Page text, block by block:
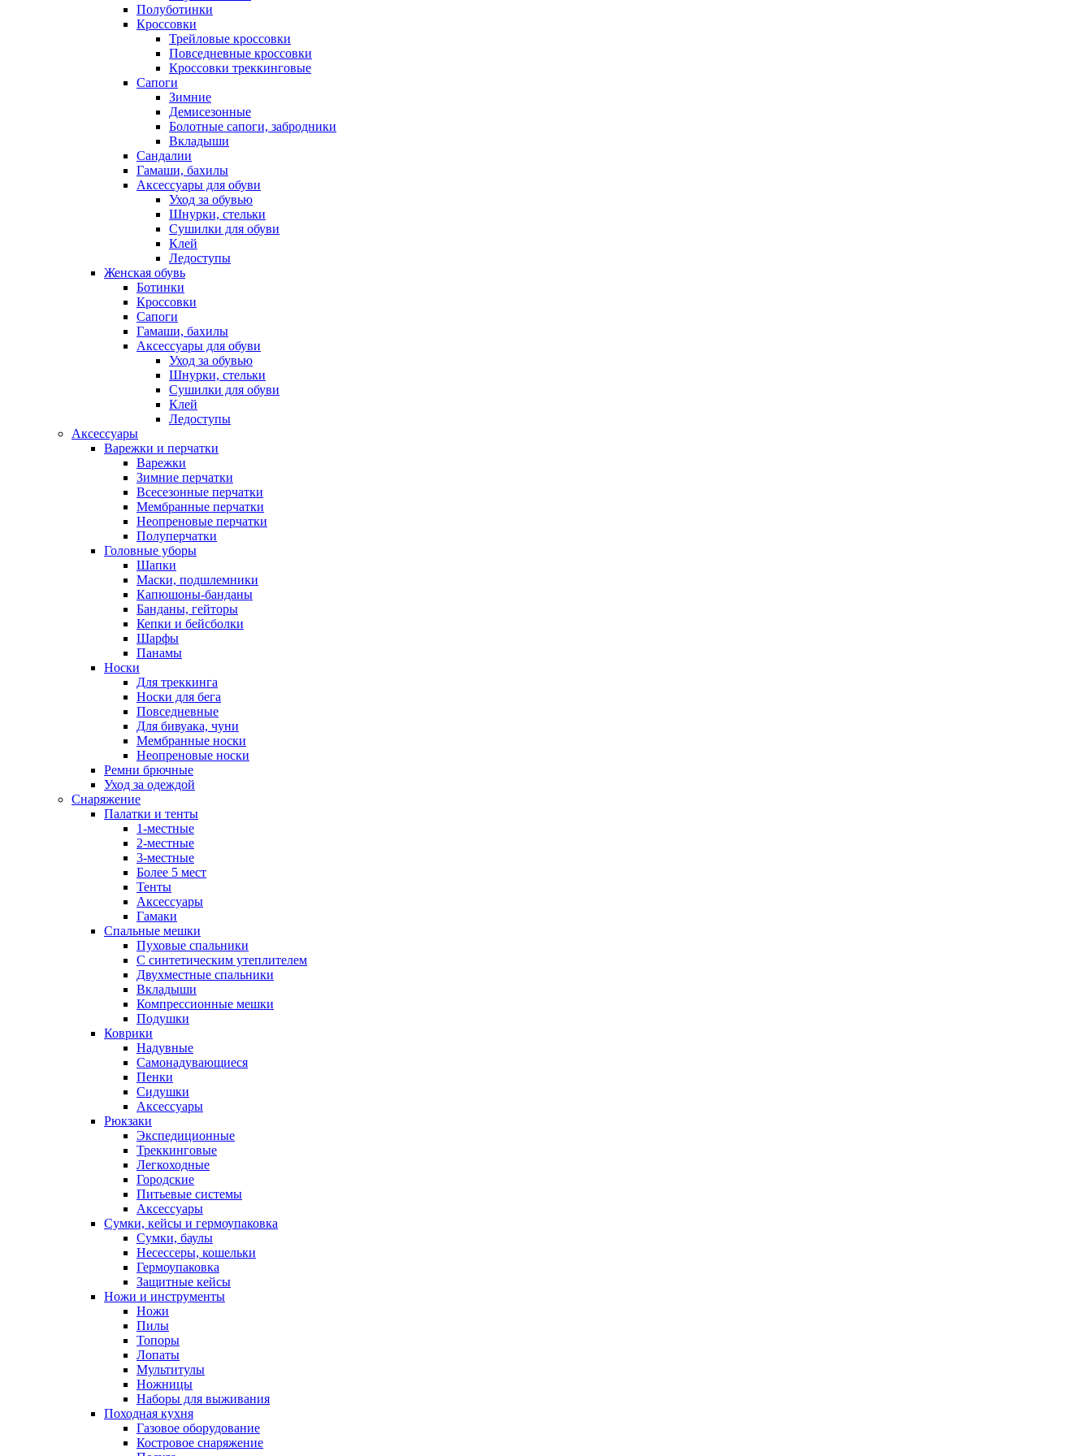
Полуботинки
Кроссовки
Трейловые кроссовки
Повседневные кроссовки
Кроссовки треккинговые
Сапоги
Зимние
Демисезонные
Болотные сапоги, забродники
Вкладыши
Сандалии
Гамаши, бахилы
Аксессуары для обуви
Уход за обувью
Шнурки, стельки
Сушилки для обуви
Клей
Ледоступы
Женская обувь
Ботинки
Кроссовки
Сапоги
Гамаши, бахилы
Аксессуары для обуви
Уход за обувью
Шнурки, стельки
Сушилки для обуви
Клей
Ледоступы
Аксессуары
Варежки и перчатки
Варежки
Зимние перчатки
Всесезонные перчатки
Мембранные перчатки
Неопреновые перчатки
Полуперчатки
Головные уборы
Шапки
Маски, подшлемники
Капюшоны-банданы
Банданы, гейторы
Кепки и бейсболки
Шарфы
Панамы
Носки
Для треккинга
Носки для бега
Повседневные
Для бивуака, чуни
Мембранные носки
Неопреновые носки
Ремни брючные
Уход за одеждой
Снаряжение
Палатки и тенты
1-местные
2-местные
3-местные
Более 5 мест
Тенты
Аксессуары
Гамаки
Спальные мешки
Пуховые спальники
С синтетическим утеплителем
Двухместные спальники
Вкладыши
Компрессионные мешки
Подушки
Коврики
Надувные
Самонадувающиеся
Пенки
Сидушки
Аксессуары
Рюкзаки
Экспедиционные
Треккинговые
Легкоходные
Городские
Питьевые системы
Аксессуары
Сумки, кейсы и гермоупаковка
Сумки, баулы
Несессеры, кошельки
Гермоупаковка
Защитные кейсы
Ножи и инструменты
Ножи
Пилы
Топоры
Лопаты
Мультитулы
Ножницы
Наборы для выживания
Походная кухня
Газовое оборудование
Костровое снаряжение